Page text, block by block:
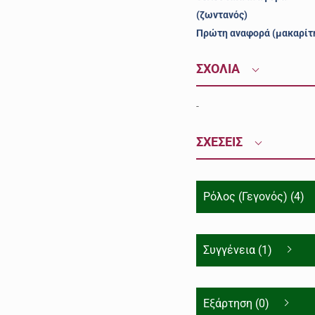
(ζωντανός)
Πρώτη αναφορά
ΣΧΟΛΙΑ
-
ΣΧΕΣΕΙΣ
Ρόλος (Γεγονός) (4)
Συγγένεια (1)
Εξάρτηση (0)